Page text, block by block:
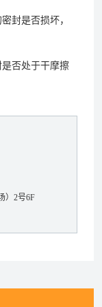
封是否损坏，
否处于干摩擦
）2号6F